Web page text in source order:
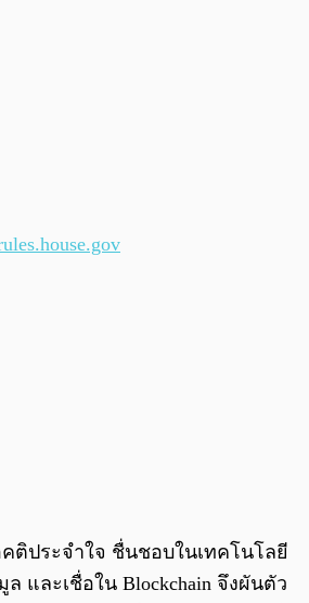
คติประจำใจ ชื่นชอบในเทคโนโลยี
และเชื่อใน Blockchain จึงผันตัว